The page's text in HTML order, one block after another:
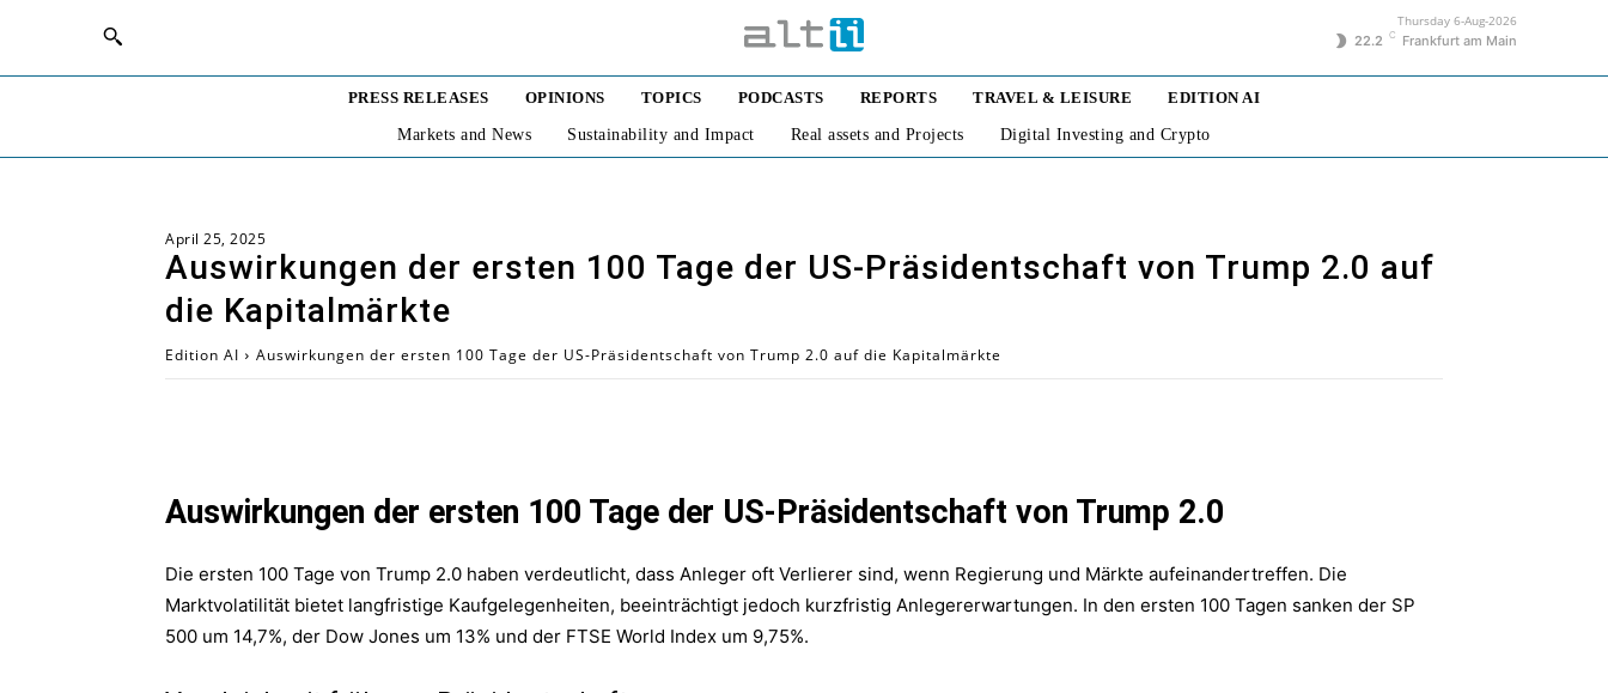
Thursday 6-Aug-2026
22.2 C Frankfurt am Main
PRESS RELEASES OPINIONS TOPICS PODCASTS REPORTS TRAVEL & LEISURE EDITION AI
Markets and News Sustainability and Impact Real assets and Projects Digital Investing and Crypto
April 25, 2025
Auswirkungen der ersten 100 Tage der US-Präsidentschaft von Trump 2.0 auf
die Kapitalmärkte
Edition AI Auswirkungen der ersten 100 Tage der US-Präsidentschaft von Trump 2.0 auf die Kapitalmärkte
Auswirkungen der ersten 100 Tage der US-Präsidentschaft von Trump 2.0
Die ersten 100 Tage von Trump 2.0 haben verdeutlicht, dass Anleger oft Verlierer sind, wenn Regierung und Märkte aufeinandertreffen. Die
Marktvolatilität bietet langfristige Kaufgelegenheiten, beeinträchtigt jedoch kurzfristig Anlegererwartungen. In den ersten 100 Tagen sanken der SP
500 um 14,7%, der Dow Jones um 13% und der FTSE World Index um 9,75%.